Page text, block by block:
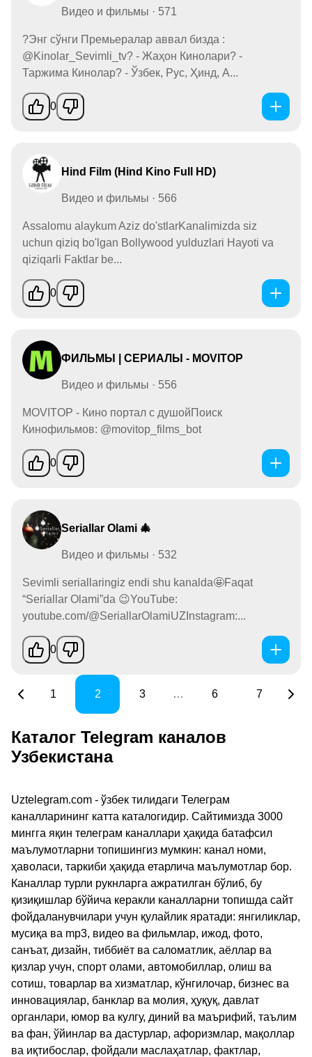
Видео и фильмы · 571
?Энг сўнги Премьералар аввал бизда :
@Kinolar_Sevimli_tv? - Жаҳон Кинолари? -
Таржима Кинолар? - Ўзбек, Рус, Ҳинд, А...
0
Hind Film (Hind Kino Full HD)
Видео и фильмы · 566
Assalomu alaykum Aziz do'stlarKanalimizda siz
uchun qiziq bo'lgan Bollywood yulduzlari Hayoti va
qiziqarli Faktlar be...
0
ФИЛЬМЫ | СЕРИАЛЫ - MOVITOP
Видео и фильмы · 556
MOVITOP - Кино портал с душойПоиск
Кинофильмов: @movitop_films_bot
0
Seriallar Olami 🎄
Видео и фильмы · 532
Sevimli seriallaringiz endi shu kanalda🤩Faqat
“Seriallar Olami”da 😉YouTube:
youtube.com/@SeriallarOlamiUZInstagram:...
0
1 2 3 … 6 7
Каталог Telegram каналов
Узбекистана
Uztelegram.com - ўзбек тилидаги Телеграм
каналларининг катта каталогидир. Сайтимизда 3000
мингга яқин телеграм каналлари ҳақида батафсил
маълумотларни топишингиз мумкин: канал номи,
ҳаволаси, таркиби ҳақида етарлича маълумотлар бор.
Каналлар турли рукнларга ажратилган бўлиб, бу
қизиқишлар бўйича керакли каналларни топишда сайт
фойдаланувчилари учун қулайлик яратади: янгиликлар,
мусиқа ва mp3, видео ва фильмлар, ижод, фото,
санъат, дизайн, тиббиёт ва саломатлик, аёллар ва
қизлар учун, спорт олами, автомобиллар, олиш ва
сотиш, товарлар ва хизматлар, кўнгилочар, бизнес ва
инновациялар, банклар ва молия, ҳуқуқ, давлат
органлари, юмор ва кулгу, диний ва маърифий, таълим
ва фан, ўйинлар ва дастурлар, афоризмлар, мақоллар
ва иқтибослар, фойдали маслаҳатлар, фактлар,